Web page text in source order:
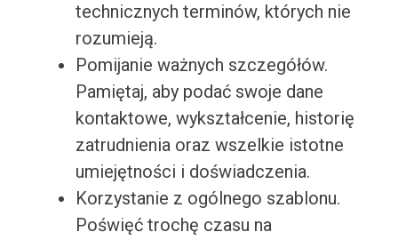
technicznych terminów, których nie
rozumieją.
Pomijanie ważnych szczegółów.
Pamiętaj, aby podać swoje dane
kontaktowe, wykształcenie, historię
zatrudnienia oraz wszelkie istotne
umiejętności i doświadczenia.
Korzystanie z ogólnego szablonu.
Poświęć trochę czasu na